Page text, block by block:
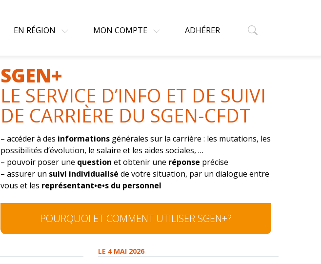
EN RÉGION MON COMPTE ADHÉRER
SGEN+
LE SERVICE D’INFO ET DE SUIVI
DE CARRIÈRE DU SGEN-CFDT
– accéder à des informations générales sur la carrière : les mutations, les
possibilités d’évolution, le salaire et les aides sociales, …
– pouvoir poser une question et obtenir une réponse précise
– assurer un suivi individualisé de votre situation, par un dialogue entre
vous et les représentant•e•s du personnel
POURQUOI ET COMMENT UTILISER SGEN+?
LE 4 MAI 2026